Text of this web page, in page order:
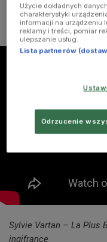
o cztery lata
Plus Belle Pour Aller
Sylvie Vartan – La Plus
ingifrance
Użycie dokładnych
charakterystyki
informacji na urządzeniu
reklamy i treści, pomiar
ulepszanie usług.
Lista partnerów
Odrzucenie